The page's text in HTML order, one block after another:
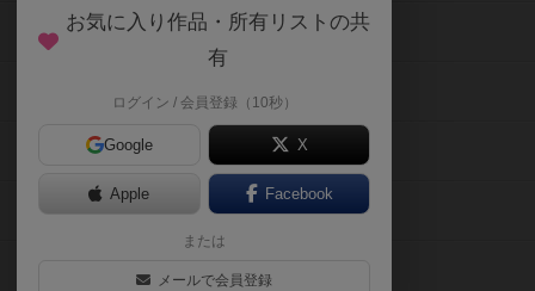
お気に入り作品・所有リストの共
有
ログイン / 会員登録（10秒）
Google X
Apple Facebook
または
メールで会員登録
メカニクス特集
掲示板・トピックス
ボドとも・会員一覧
ボードゲーム業界コラム
ボドゲーマご利用案内